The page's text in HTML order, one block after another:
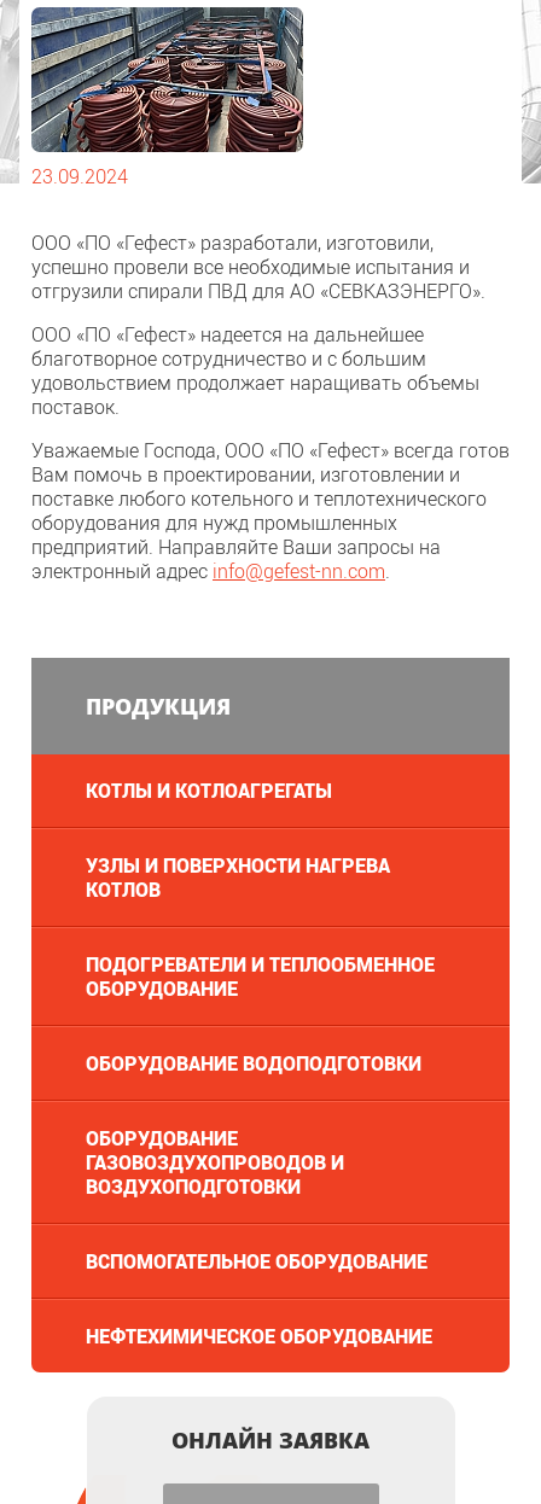
23.09.2024
ООО «ПО «Гефест» разработали, изготовили,
успешно провели все необходимые испытания и
отгрузили спирали ПВД для АО «СЕВКАЗЭНЕРГО».
ООО «ПО «Гефест» надеется на дальнейшее
благотворное сотрудничество и с большим
удовольствием продолжает наращивать объемы
поставок.
Уважаемые Господа, ООО «ПО «Гефест» всегда готов
Вам помочь в проектировании, изготовлении и
поставке любого котельного и теплотехнического
оборудования для нужд промышленных
предприятий. Направляйте Ваши запросы на
электронный адрес info@gefest-nn.com
ПРОДУКЦИЯ
КОТЛЫ И КОТЛОАГРЕГАТЫ
УЗЛЫ И ПОВЕРХНОСТИ НАГРЕВА
КОТЛОВ
ПОДОГРЕВАТЕЛИ И ТЕПЛООБМЕННОЕ
ОБОРУДОВАНИЕ
ОБОРУДОВАНИЕ ВОДОПОДГОТОВКИ
ОБОРУДОВАНИЕ
ГАЗОВОЗДУХОПРОВОДОВ И
ВОЗДУХОПОДГОТОВКИ
ВСПОМОГАТЕЛЬНОЕ ОБОРУДОВАНИЕ
НЕФТЕХИМИЧЕСКОЕ ОБОРУДОВАНИЕ
ОНЛАЙН ЗАЯВКА